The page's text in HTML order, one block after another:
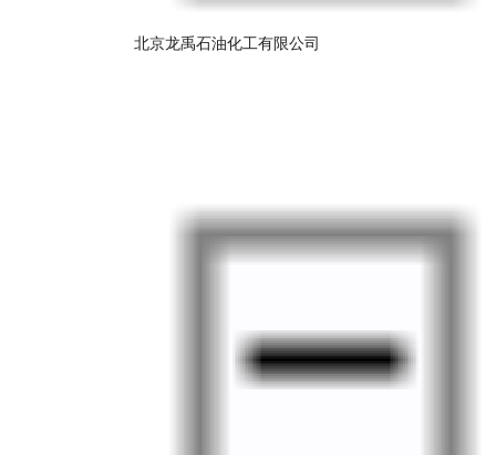
北京龙禹石油化工有限公司